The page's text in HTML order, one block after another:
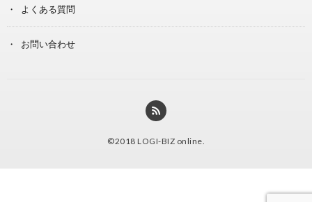
よくある質問
お問い合わせ
©2018 LOGI-BIZ online